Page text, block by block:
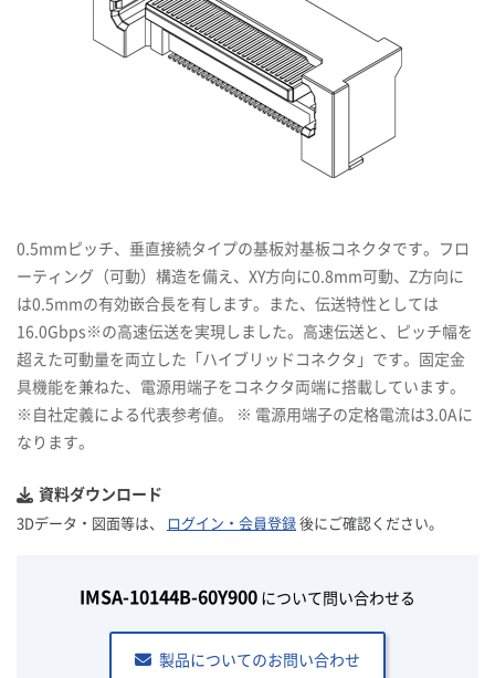
0.5mmピッチ、垂直接続タイプの基板対基板コネクタです。フロ
ーティング（可動）構造を備え、XY方向に0.8mm可動、Z方向に
は0.5mmの有効嵌合長を有します。また、伝送特性としては
16.0Gbps※の高速伝送を実現しました。高速伝送と、ピッチ幅を
超えた可動量を両立した「ハイブリッドコネクタ」です。固定金
具機能を兼ねた、電源用端子をコネクタ両端に搭載しています。
※自社定義による代表参考値。 ※ 電源用端子の定格電流は3.0Aに
なります。
資料ダウンロード
3Dデータ・図面等は、 ログイン・会員登録後にご確認ください。
IMSA-10144B-60Y900 について問い合わせる
製品についてのお問い合わせ